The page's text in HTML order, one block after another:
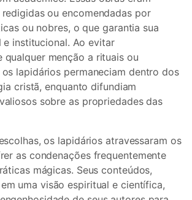
ou encomendadas por
ou nobres, o que garantia sua
e institucional. Ao evitar
qualquer menção a rituais ou
lapidários permaneciam dentro dos
cristã, enquanto difundiam
sobre as propriedades das
os lapidários atravessaram os
as condenações frequentemente
mágicas. Seus conteúdos,
uma visão espiritual e científica,